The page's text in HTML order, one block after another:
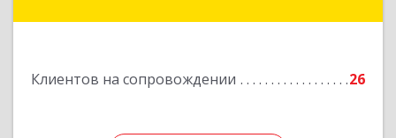
Клиентов на сопровождении 26